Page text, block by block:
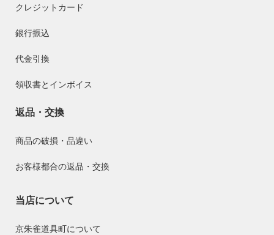
クレジットカード
銀行振込
代金引換
領収書とインボイス
返品・交換
商品の破損・品違い
お客様都合の返品・交換
当店について
京朱雀道具町について